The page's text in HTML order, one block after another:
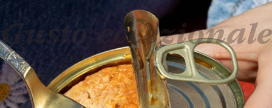
Gusto eccezionale